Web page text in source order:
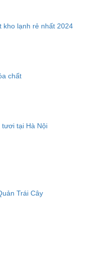
kho lạnh rẻ nhất 2024
chất
tươi tại Hà Nội
Trái Cây